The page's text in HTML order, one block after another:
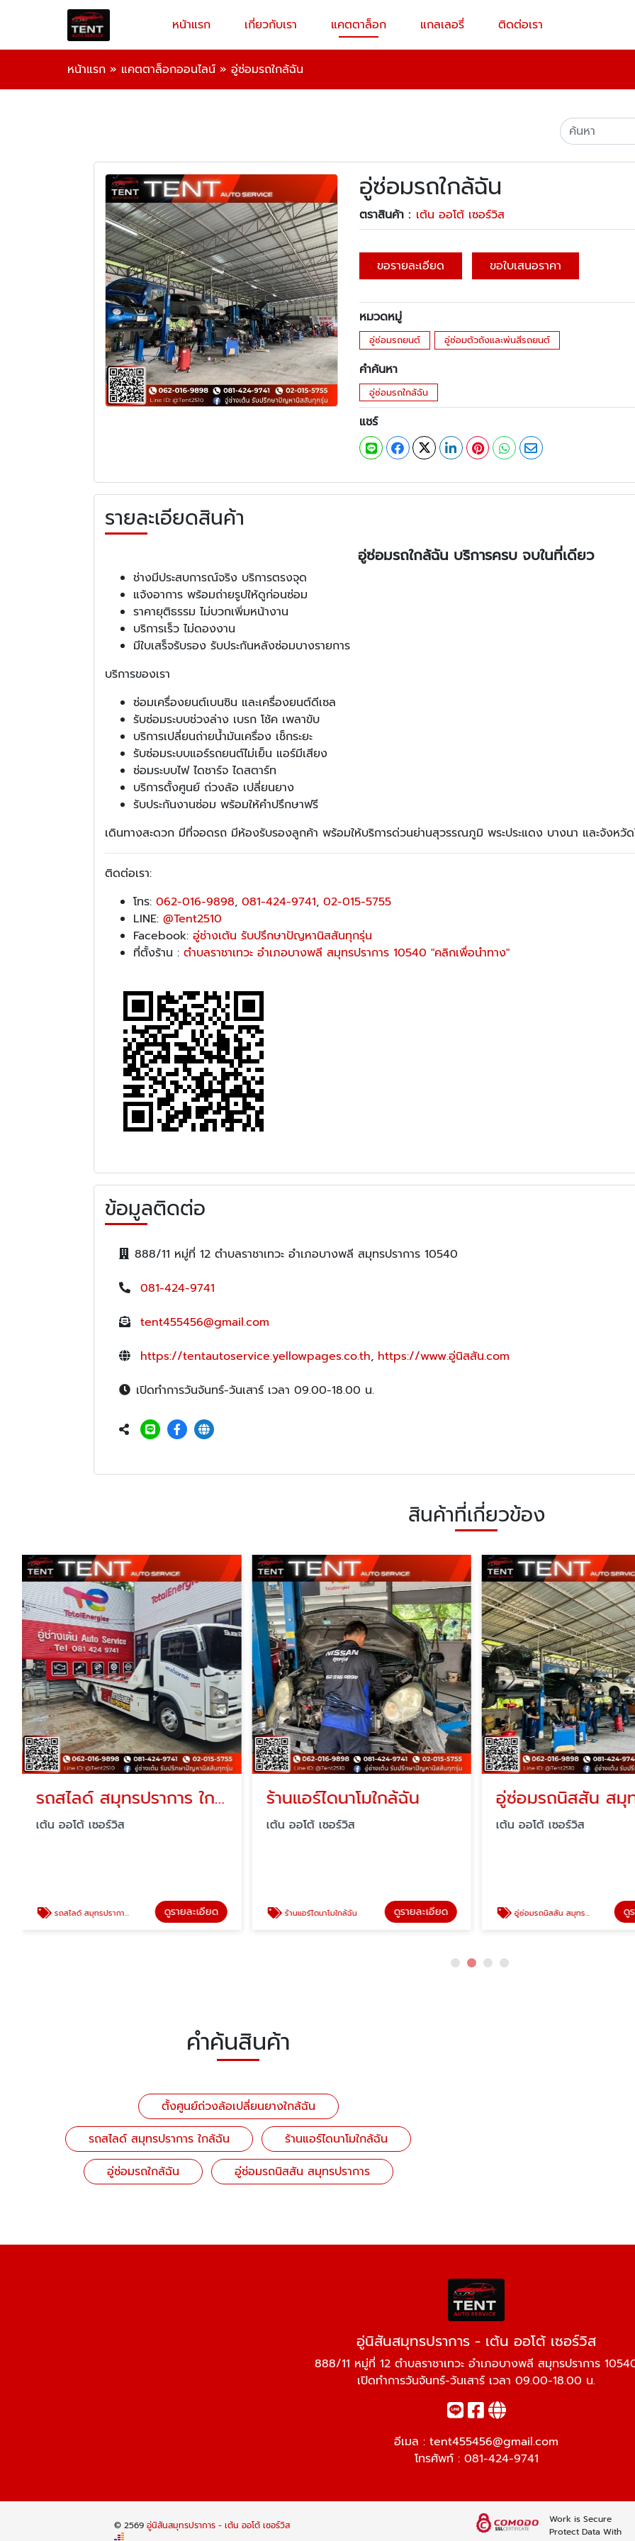
หน้าแรก เกี่ยวกับเรา แคตตาล็อก แกลเลอรี่ ติดต่อเรา
หน้าแรก » แคตตาล็อกออนไลน์ » อู่ซ่อมรถใกล้ฉัน
อู่ซ่อมรถใกล้ฉัน
ตราสินค้า : เต้น ออโต้ เซอร์วิส
ขอรายละเอียด ขอใบเสนอราคา
หมวดหมู่
อู่ซ่อมรถยนต์ อู่ซ่อมตัวถังและพ่นสีรถยนต์
คำค้นหา
อู่ซ่อมรถใกล้ฉัน
แชร์
รายละเอียดสินค้า
อู่ซ่อมรถใกล้ฉัน บริการครบ จบในที่เดียว
ช่างมีประสบการณ์จริง บริการตรงจุด
แจ้งอาการ พร้อมถ่ายรูปให้ดูก่อนซ่อม
ราคายุติธรรม ไม่บวกเพิ่มหน้างาน
บริการเร็ว ไม่ดองงาน
มีใบเสร็จรับรอง รับประกันหลังซ่อมบางรายการ
บริการของเรา
ซ่อมเครื่องยนต์เบนซิน และเครื่องยนต์ดีเซล
รับซ่อมระบบช่วงล่าง เบรก โช้ค เพลาขับ
บริการเปลี่ยนถ่ายน้ำมันเครื่อง เช็กระยะ
รับซ่อมระบบแอร์รถยนต์ไม่เย็น แอร์มีเสียง
ซ่อมระบบไฟ ไดชาร์จ ไดสตาร์ท
บริการตั้งศูนย์ ถ่วงล้อ เปลี่ยนยาง
รับประกันงานซ่อม พร้อมให้คำปรึกษาฟรี
เดินทางสะดวก มีที่จอดรถ มีห้องรับรองลูกค้า พร้อมให้บริการด่วนย่านสุวรรณภูมิ พระประแดง บางนา และจังหวัด
ติดต่อเรา:
โทร: 062-016-9898, 081-424-9741, 02-015-5755
LINE: @Tent2510
Facebook: อู่ช่างเต้น รับปรึกษาปัญหานิสสันทุกรุ่น
ที่ตั้งร้าน : ตำบลราชาเทวะ อำเภอบางพลี สมุทรปราการ 10540 "คลิกเพื่อนำทาง"
ข้อมูลติดต่อ
888/11 หมู่ที่ 12 ตำบลราชาเทวะ อำเภอบางพลี สมุทรปราการ 10540
081-424-9741
tent455456@gmail.com
https://tentautoservice.yellowpages.co.th, https://www.อู่นิสสัน.com
เปิดทำการวันจันทร์-วันเสาร์ เวลา 09.00-18.00 น.
สินค้าที่เกี่ยวข้อง
รถสไลด์ สมุทรปราการ ใกล้ฉัน
เต้น ออโต้ เซอร์วิส
รถสไลด์ สมุทรปราการ ใกล้ฉัน ดูรายละเอียด
ร้านแอร์ไดนาโมใกล้ฉัน
เต้น ออโต้ เซอร์วิส
ร้านแอร์ไดนาโมใกล้ฉัน ดูรายละเอียด
เต้น ออโต้ เซอร์วิส
อู่ซ่อมรถนิสสัน สมุทรปราการ ดู
คำค้นสินค้า
ตั้งศูนย์ถ่วงล้อเปลี่ยนยางใกล้ฉัน
รถสไลด์ สมุทรปราการ ใกล้ฉัน
ร้านแอร์ไดนาโมใกล้ฉัน
อู่ซ่อมรถใกล้ฉัน
อู่ซ่อมรถนิสสัน สมุทรปราการ
อู่นิสันสมุทรปราการ - เต้น ออโต้ เซอร์วิส
888/11 หมู่ที่ 12 ตำบลราชาเทวะ อำเภอบางพลี สมุทรปราการ
เปิดทำการวันจันทร์-วันเสาร์ เวลา 09.00-18.00 น.
อีเมล : tent455456@gmail.com
โทรศัพท์ : 081-424-9741
© 2569อู่นิสันสมุทรปราการ - เต้น ออโต้ เซอร์วิส
Work is Secure
Protect Data With